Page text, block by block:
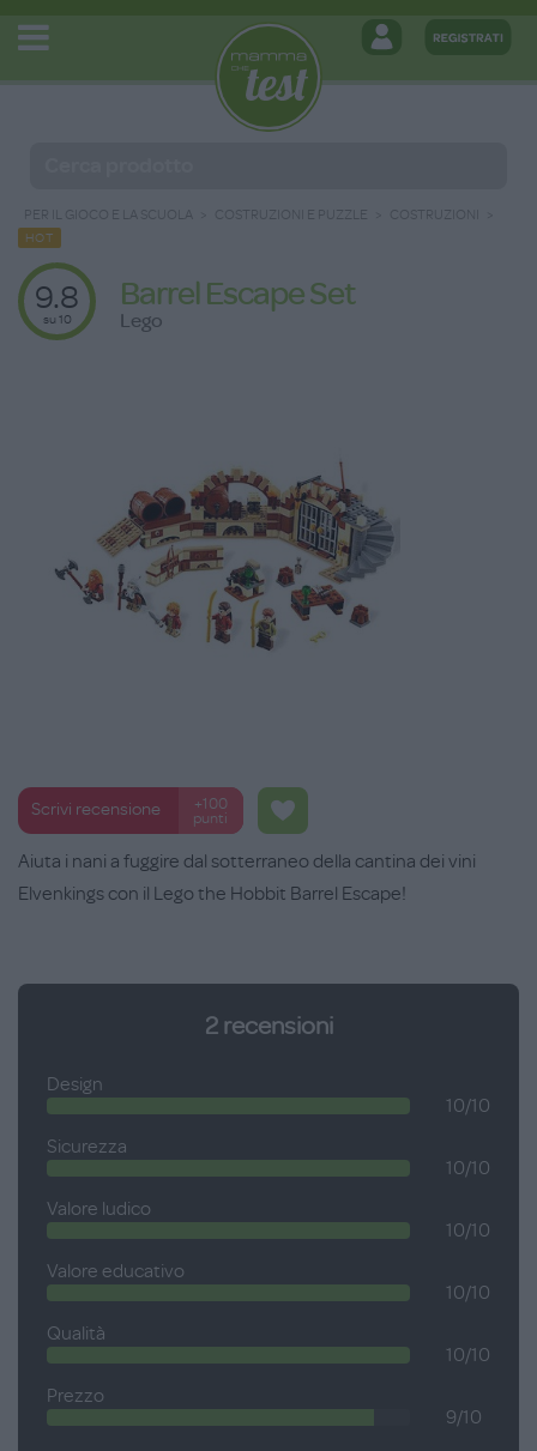
PER IL GIOCO E LA SCUOLA COSTRUZIONI E PUZZLE COSTRUZIONI
HOT
9.8
su 10
Barrel Escape Set
Lego
Scrivi recensione
+100
punti
Aiuta i nani a fuggire dal sotterraneo della cantina dei vini
Elvenkings con il Lego the Hobbit Barrel Escape!
2recensioni
Design
10/10
Sicurezza
10/10
Valore ludico
10/10
Valore educativo
10/10
Qualità
10/10
Prezzo
9/10